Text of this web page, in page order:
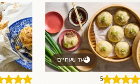
עד שעתיים
5